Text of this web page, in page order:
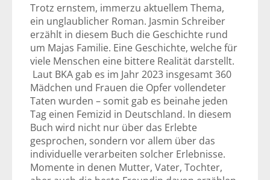
Trotz ernstem, immerzu aktuellem Thema,
ein unglaublicher Roman. Jasmin Schreiber
erzählt in diesem Buch die Geschichte rund
um Majas Familie. Eine Geschichte, welche für
viele Menschen eine bittere Realität darstellt.
Laut BKA gab es im Jahr 2023 insgesamt 360
Mädchen und Frauen die Opfer vollendeter
Taten wurden – somit gab es beinahe jeden
Tag einen Femizid in Deutschland. In diesem
Buch wird nicht nur über das Erlebte
gesprochen, sondern vor allem über das
individuelle verarbeiten solcher Erlebnisse.
Momente in denen Mutter, Vater, Tochter,